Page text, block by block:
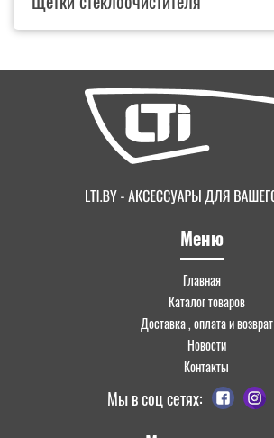
Меню
Главная
Каталог товаров
Доставка , оплата и возврат
Новости
Контакты
Мы в соц сетях: